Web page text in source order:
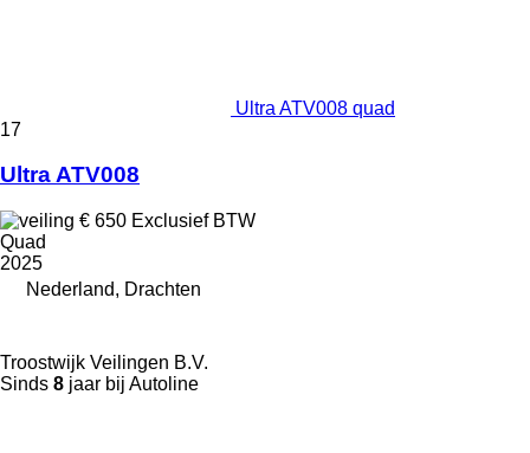
Ultra ATV008 quad
17
Ultra ATV008
€ 650 Exclusief BTW
Quad
2025
Nederland, Drachten
Troostwijk Veilingen B.V.
Sinds 8 jaar bij Autoline